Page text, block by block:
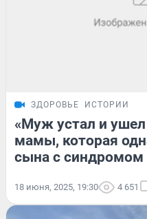
ЗДОРОВЬЕ ИСТОРИИ
«Муж устал и
мамы, которая
сына с синдромом
18 июня, 2025, 19:30 4 651